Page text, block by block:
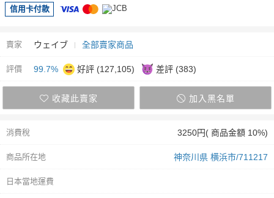
信用卡付款
賣家 ウェイブ 全部賣家商品
評價 99.7% 好評 (127,105) 差評 (383)
收藏此賣家 加入黑名單
消費稅 3250円( 商品金額 10%)
商品所在地 神奈川県 横浜市/711217
日本當地運費